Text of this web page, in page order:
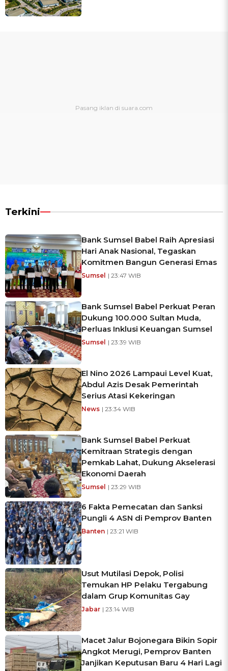
Terkini
Bank Sumsel Babel Raih Apresiasi
Hari Anak Nasional, Tegaskan
Komitmen Bangun Generasi Emas
Sumsel | 23:47 WIB
Bank Sumsel Babel Perkuat Peran
Dukung 100.000 Sultan Muda,
Perluas Inklusi Keuangan Sumsel
Sumsel | 23:39 WIB
El Nino 2026 Lampaui Level Kuat,
Abdul Azis Desak Pemerintah
Serius Atasi Kekeringan
News | 23:34 WIB
Bank Sumsel Babel Perkuat
Kemitraan Strategis dengan
Pemkab Lahat, Dukung Akselerasi
Ekonomi Daerah
Sumsel | 23:29 WIB
6 Fakta Pemecatan dan Sanksi
Pungli 4 ASN di Pemprov Banten
Banten | 23:21 WIB
Usut Mutilasi Depok, Polisi
Temukan HP Pelaku Tergabung
dalam Grup Komunitas Gay
Jabar | 23:14 WIB
Macet Jalur Bojonegara Bikin Sopir
Angkot Merugi, Pemprov Banten
Janjikan Keputusan Baru 4 Hari Lagi